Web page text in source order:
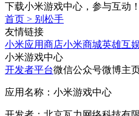
下载小米游戏中心，参与互动！
首页 > 别松手
友情链接
小米应用商店小米商城英雄互
小米游戏中心
开发者平台微信公众号微博主
应用名称：小米游戏中心